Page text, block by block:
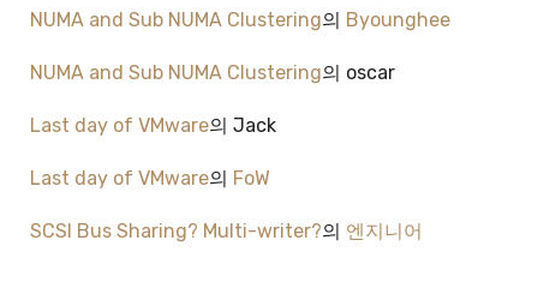
NUMA and Sub NUMA Clustering의 Byounghee
NUMA and Sub NUMA Clustering의 oscar
Last day of VMware의 Jack
Last day of VMware의 FoW
SCSI Bus Sharing? Multi-writer?의 엔지니어